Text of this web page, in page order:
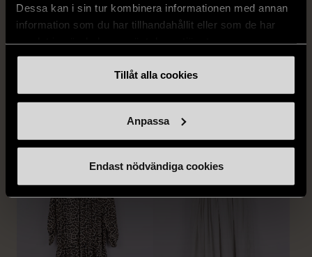
Dessa kan i sin tur kombinera informationen med annan
information som du har tillhandahållit eller som de har
Tillåt alla cookies
Anpassa
Endast nödvändiga cookies
SNÖ of Sweden -
169 kr
Rodebjer - Mönstrad topp
med knappdetalj
399 kr